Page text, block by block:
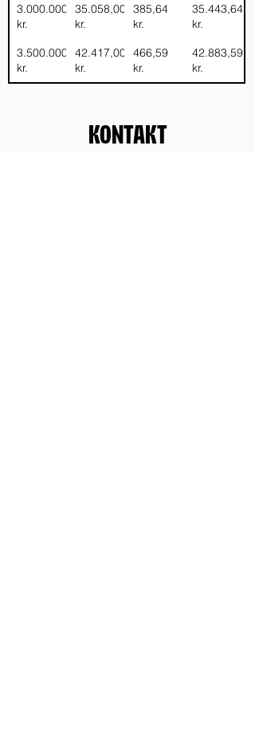
3.000.000
kr.
35.058,00
kr.
385,64
kr.
35.443,64
kr.
3.500.000
kr.
42.417,00
kr.
466,59
kr.
42.883,59
kr.
Kontakt